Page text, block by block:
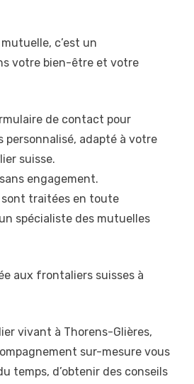
c’est un
votre bien-être et votre
de contact pour
personnalisé, adapté à votre
suisse.
engagement.
sont traitées en toute
spécialiste des mutuelles
aux frontaliers suisses à
vivant à Thorens-Glières,
sur-mesure vous
temps, d’obtenir des conseils